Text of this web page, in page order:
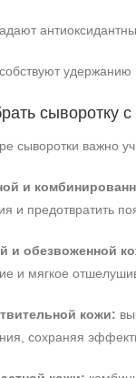
удержанию
сыворотку
сыворотки важно
и
и предотвратить
и обезвоженной
и мягкое
кожи:
сохраняя